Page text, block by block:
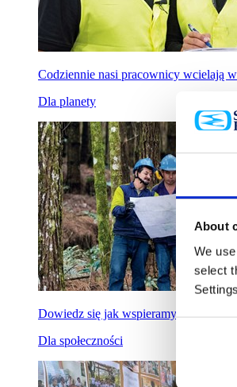
About
We
select
Codziennie nasi pracownicy wcielają
Dla planety
Dowiedz się jak wspieramy bardziej
Dla społeczności